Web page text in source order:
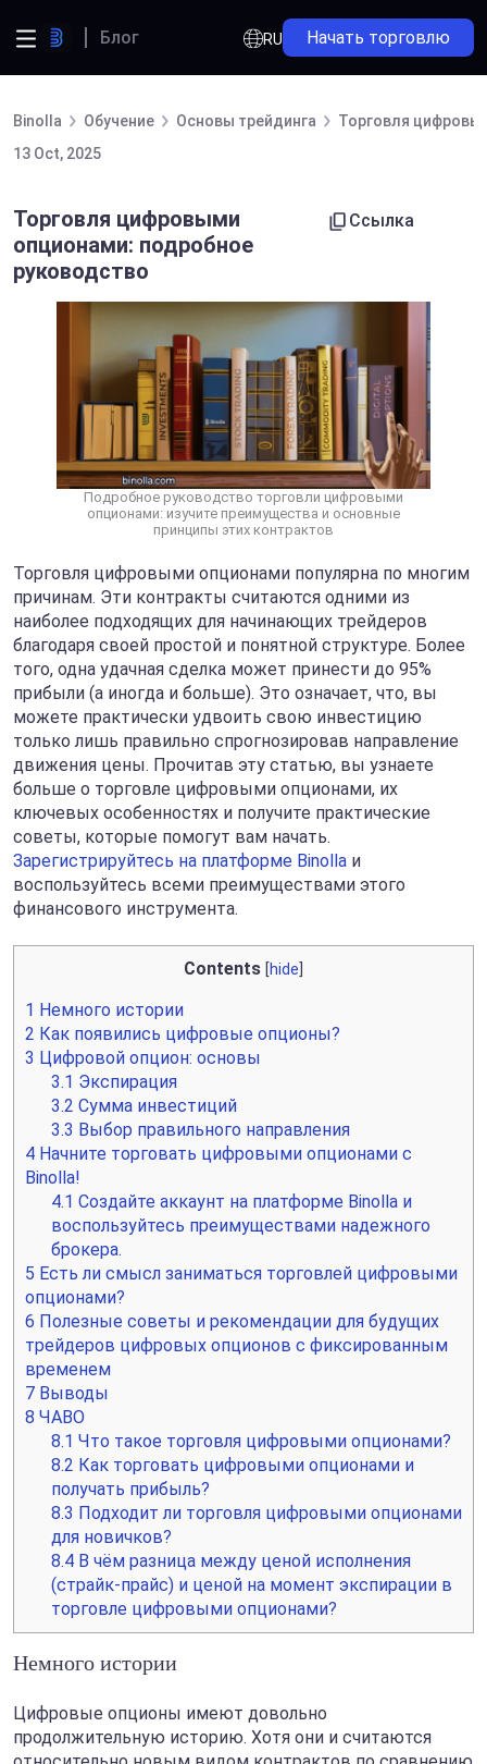
Блог RU Начать торговлю
Binolla Обучение Основы трейдинга
Торговля
13 Oct, 2025
Торговля цифровыми
опционами: подробное
руководство
Ссылка
Подробное руководство торговли цифровыми
опционами: изучите преимущества и основные
принципы этих контрактов
Торговля цифровыми опционами популярна по многим
причинам. Эти контракты считаются одними из
наиболее подходящих для начинающих трейдеров
благодаря своей простой и понятной структуре. Более
того, одна удачная сделка может принести до 95%
прибыли (а иногда и больше). Это означает, что, вы
можете практически удвоить свою инвестицию
только лишь правильно спрогнозировав направление
движения цены. Прочитав эту статью, вы узнаете
больше о торговле цифровыми опционами, их
ключевых особенностях и получите практические
советы, которые помогут вам начать.
Зарегистрируйтесь на платформе Binolla и
воспользуйтесь всеми преимуществами этого
финансового инструмента.
Contents [hide
1 Немного истории
2 Как появились цифровые опционы?
3 Цифровой опцион: основы
3.1 Экспирация
3.2 Сумма инвестиций
3.3 Выбор правильного направления
4 Начните торговать цифровыми опционами с
Binolla!
4.1 Создайте аккаунт на платформе Binolla и
воспользуйтесь преимуществами надежного
брокера.
5 Есть ли смысл заниматься торговлей цифровыми
опционами?
6 Полезные советы и рекомендации для будущих
трейдеров цифровых опционов с фиксированным
временем
7 Выводы
8 ЧАВО
8.1 Что такое торговля цифровыми опционами?
8.2 Как торговать цифровыми опционами и
получать прибыль?
8.3 Подходит ли торговля цифровыми опционами
для новичков?
8.4 В чём разница между ценой исполнения
(страйк-прайс) и ценой на момент экспирации в
торговле цифровыми опционами?
Немного истории
Цифровые опционы имеют довольно
продолжительную историю. Хотя они и считаются